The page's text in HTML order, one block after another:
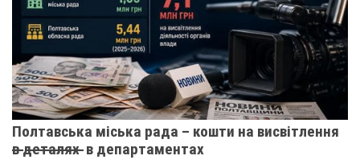
Полтавська міська рада – кошти на висвітлення
в̶ ̶д̶е̶т̶а̶л̶я̶х̶ ̶ в департаментах